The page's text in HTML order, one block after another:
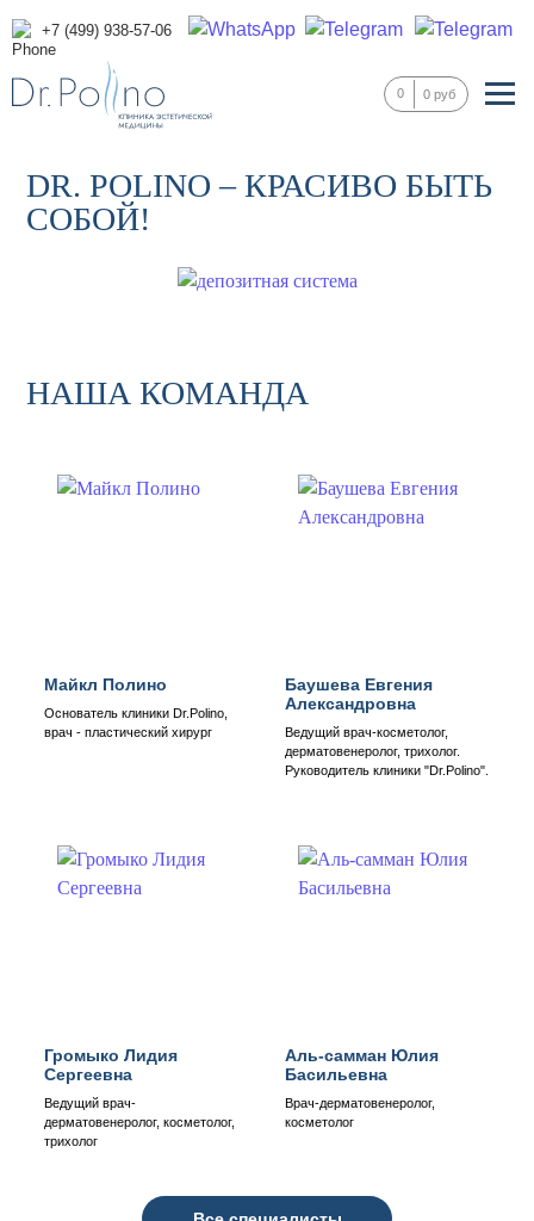
+7 (499) 938-57-06
0 0 руб
DR. POLINO – КРАСИВО БЫТЬ
СОБОЙ!
НАША КОМАНДА
Майкл Полино
Основатель клиники Dr.Polino,
врач - пластический хирург
Баушева Евгения
Александровна
Ведущий врач-косметолог,
дерматовенеролог, трихолог.
Руководитель клиники "Dr.Polino".
Громыко Лидия
Сергеевна
Ведущий врач-
дерматовенеролог, косметолог,
трихолог
Аль-самман Юлия
Басильевна
Врач-дерматовенеролог,
косметолог